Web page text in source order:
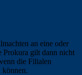
an eine oder
Prokura gilt dann nicht
die Filialen
können.